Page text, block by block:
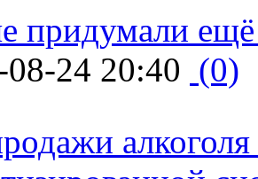
придумали ещё
08-24 20:40 (0)